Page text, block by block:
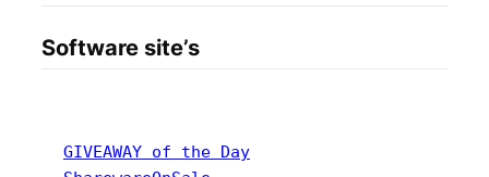
Software site’s
GIVEAWAY of the Day